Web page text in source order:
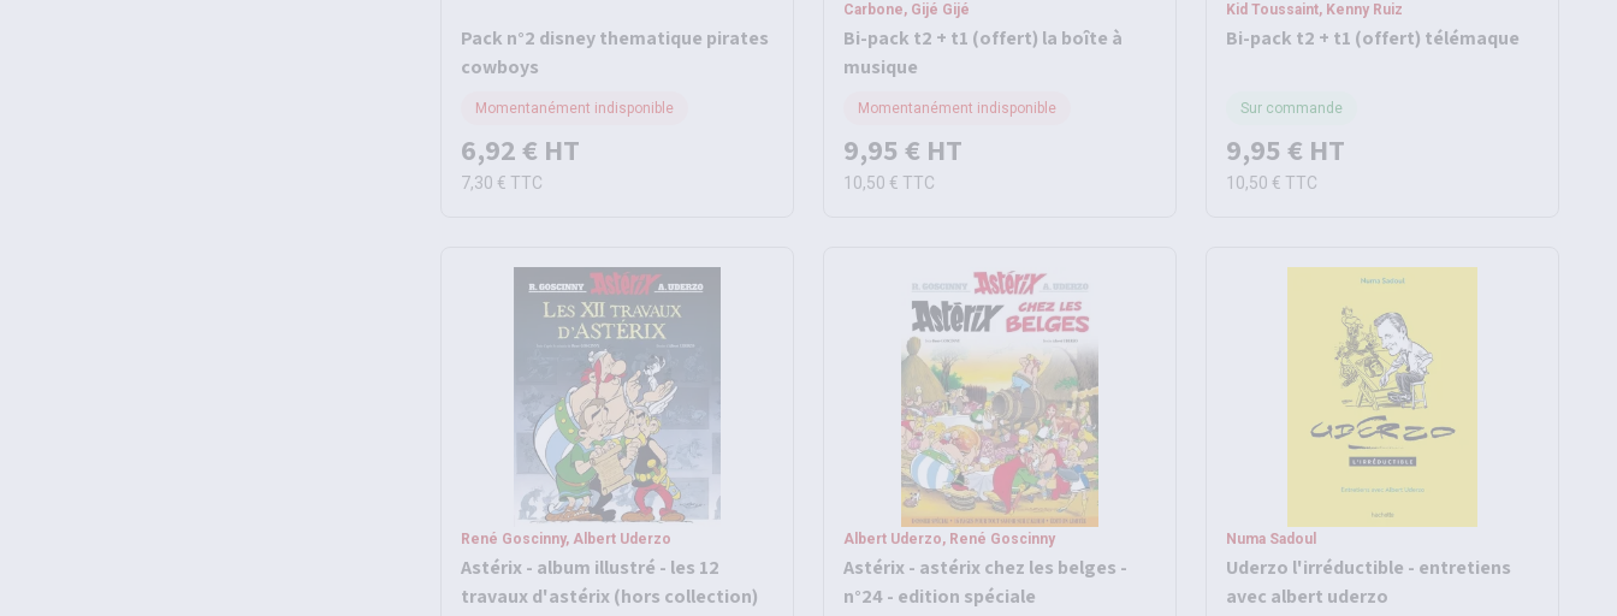
Pack n°2 disney thematique pirates
cowboys
Momentanément indisponible
6,92 € HT
7,30 € TTC
Carbone, Gijé Gijé
Bi-pack t2 + t1 (offert) la boîte à
musique
Momentanément indisponible
9,95 € HT
10,50 € TTC
Kid Toussaint, Kenny Ruiz
Bi-pack t2 + t1 (offert) télémaque
Sur commande
9,95 € HT
10,50 € TTC
René Goscinny, Albert Uderzo
Astérix - album illustré - les 12
travaux d'astérix (hors collection)
Albert Uderzo, René Goscinny
Astérix - astérix chez les belges -
n°24 - edition spéciale
Numa Sadoul
Uderzo l'irréductible - entretiens
avec albert uderzo